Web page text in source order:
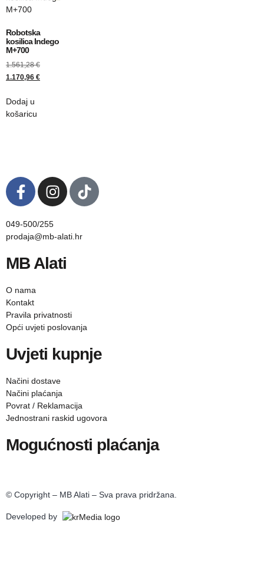
Robotska
kosilica Indego
M+700
1.561,28€
1.170,96 €
Dodaj u
košaricu
049-500/255
prodaja@mb-alati.hr
MB Alati
O nama
Kontakt
Pravila privatnosti
Opći uvjeti poslovanja
Uvjeti kupnje
Načini dostave
Načini plaćanja
Povrat / Reklamacija
Jednostrani raskid ugovora
Mogućnosti plaćanja
© Copyright – MB Alati – Sva prava pridržana.
Developed by